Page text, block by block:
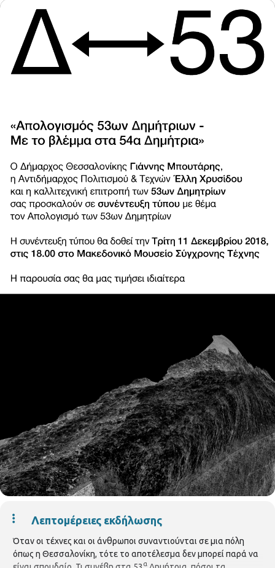
Λεπτομέρειες εκδήλωσης
Όταν οι τέχνες και οι άνθρωποι συναντιούνται σε μια πόλη
όπως η Θεσσαλονίκη, τότε το αποτέλεσμα δεν μπορεί παρά να
α